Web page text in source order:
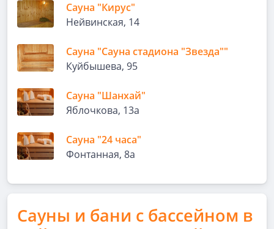
Сауна "Кирус"
Нейвинская, 14
Сауна "Сауна стадиона "Звезда""
Куйбышева, 95
Сауна "Шанхай"
Яблочкова, 13а
Сауна "24 часа"
Фонтанная, 8а
Сауны и бани с бассейном в